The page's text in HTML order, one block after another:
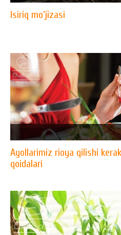
Isiriq mo‘jizasi
Ayollarimiz rioya qilishi
qoidalari